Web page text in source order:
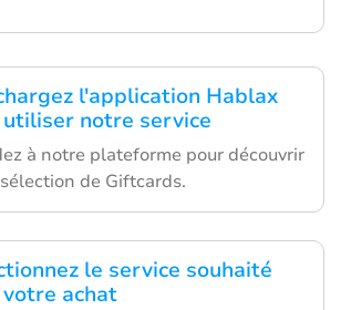
l'application Hablax
notre service
à notre plateforme pour découvrir
de Giftcards.
le service souhaité
achat